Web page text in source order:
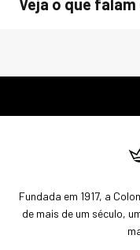
Fundada em 1917, a
de mais de um século,